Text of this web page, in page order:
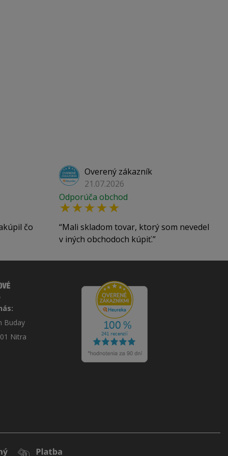
čo
Overený zákazník
21.07.2026
Odporúča obchod
Mali skladom tovar, ktorý som nevedel
v iných obchodoch kúpiť.
Buday
Nitra